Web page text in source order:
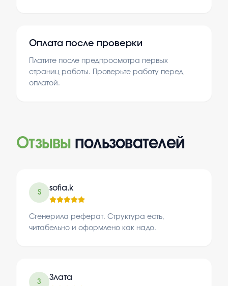
Оплата после проверки
Платите после предпросмотра первых
страниц работы. Проверьте работу перед
оплатой.
Отзывы пользователей
S
sofia.k
Сгенерила реферат. Структура есть,
читабельно и оформлено как надо.
З
Злата